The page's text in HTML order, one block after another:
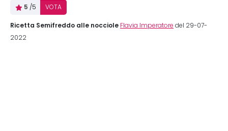
5 /5 VOTA
Ricetta Semifreddo alle nocciole Flavia Imperatore del 29-07-
2022